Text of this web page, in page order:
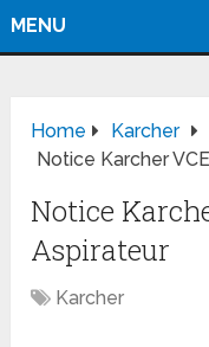
MENU
Home
Karcher
Notice Karcher
Notice
Aspirateur
Karcher